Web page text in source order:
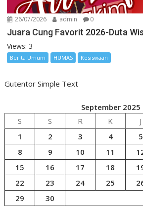
26/07/2026 admin 0
Juara Cung Favorit 2026-Duta
Views: 3
Berita Umum HUMAS Kesiswaan
Gutentor Simple Text
September 2025
S
S R K J
1
2 3 4 5
8
9 10 11
15
16 17 18
22
23 24 25
29
30